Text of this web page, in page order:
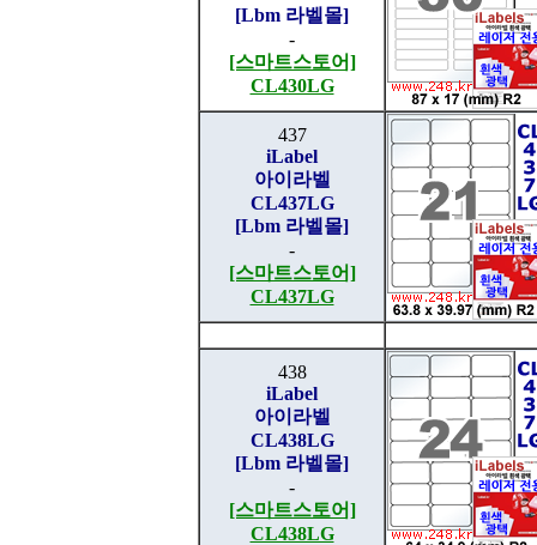
[Lbm 라벨몰]
-
[스마트스토어]
CL430LG
437
iLabel
아이라벨
CL437LG
[Lbm 라벨몰]
-
[스마트스토어]
CL437LG
438
iLabel
아이라벨
CL438LG
[Lbm 라벨몰]
-
[스마트스토어]
CL438LG